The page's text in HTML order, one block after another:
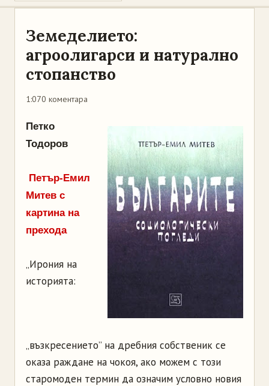
Земеделието:
агроолигарси и натурално
стопанство
1:070 коментара
Петко
Тодоров
Петър-Емил
Митев с
картина на
прехода
„Ирония на
историята:
„възкресението” на дребния собственик се
оказа раждане на чокоя, ако можем с този
старомоден термин да означим условно новия